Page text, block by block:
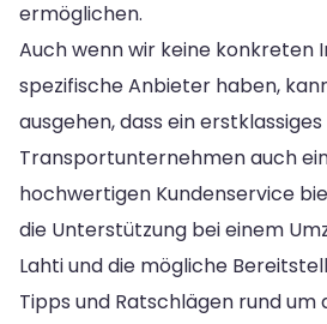
ermöglichen.
Auch wenn wir keine konkreten
spezifische Anbieter haben,
ausgehen, dass ein erstklassiges
Transportunternehmen auch
hochwertigen Kundenservice
die Unterstützung bei einem
Lahti und die mögliche
Tipps und Ratschlägen rund um